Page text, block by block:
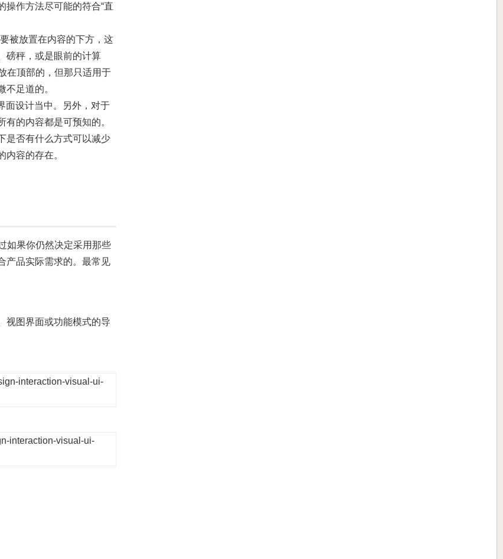
操作方法尽可能的符合“直
被放置在内容的下方，这
磅秤，或是眼前的计算
在顶部的，但那只适用于
足道的。
面设计当中。另外，对于
的内容都是可预知的。
是否有什么方式可以减少
容的存在。
如果你仍然决定采用那些
产品实际需求的。最常见
视图界面或功能模式的导